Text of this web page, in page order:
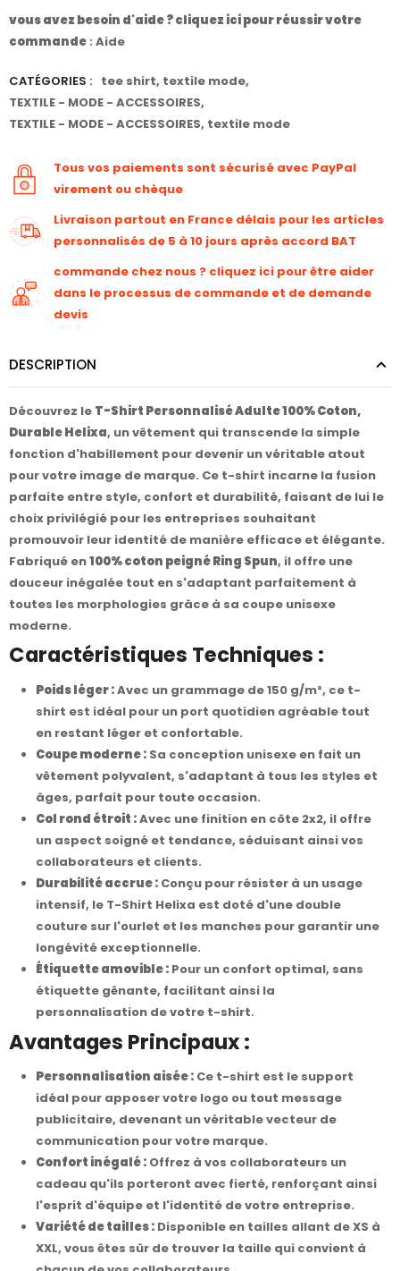
vous avez besoin d'aide ? cliquez ici pour réussir votre
commande : Aide
CATÉGORIES : tee shirt, textile mode,
TEXTILE - MODE - ACCESSOIRES,
TEXTILE - MODE - ACCESSOIRES, textile mode
Tous vos paiements sont sécurisé avec PayPal
virement ou chèque
Livraison partout en France délais pour les articles
personnalisés de 5 à 10 jours après accord BAT
commande chez nous ? cliquez ici pour être aider
dans le processus de commande et de demande
devis
DESCRIPTION
Découvrez le T-Shirt Personnalisé Adulte 100% Coton,
Durable Helixa, un vêtement qui transcende la simple
fonction d'habillement pour devenir un véritable atout
pour votre image de marque. Ce t-shirt incarne la fusion
parfaite entre style, confort et durabilité, faisant de lui le
choix privilégié pour les entreprises souhaitant
promouvoir leur identité de manière efficace et élégante.
Fabriqué en100% coton peigné Ring Spun, il offre une
douceur inégalée tout en s'adaptant parfaitement à
toutes les morphologies grâce à sa coupe unisexe
moderne.
Caractéristiques Techniques :
Poids léger :Avec un grammage de 150 g/m², ce t-
shirt est idéal pour un port quotidien agréable tout
en restant léger et confortable.
Coupe moderne : Sa conception unisexe en fait un
vêtement polyvalent, s'adaptant à tous les styles et
âges, parfait pour toute occasion.
Col rond étroit :Avec une finition en côte 2x2, il offre
un aspect soigné et tendance, séduisant ainsi vos
collaborateurs et clients.
Durabilité accrue : Conçu pour résister à un usage
intensif, le T-Shirt Helixa est doté d'une double
couture sur l'ourlet et les manches pour garantir une
longévité exceptionnelle.
Étiquette amovible : Pour un confort optimal, sans
étiquette gênante, facilitant ainsi la
personnalisation de votre t-shirt.
Avantages Principaux :
Personnalisation aisée : Ce t-shirt est le support
idéal pour apposer votre logo ou tout message
publicitaire, devenant un véritable vecteur de
communication pour votre marque.
Confort inégalé : Offrez à vos collaborateurs un
cadeau qu'ils porteront avec fierté, renforçant ainsi
l'esprit d'équipe et l'identité de votre entreprise.
Variété de tailles : Disponible en tailles allant de XS à
XXL, vous êtes sûr de trouver la taille qui convient à